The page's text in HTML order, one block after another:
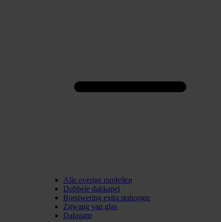
Alle overige modellen
Dubbele dakkapel
Borstwering extra stahoogte
Zijwang van glas
Dakraam